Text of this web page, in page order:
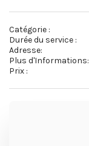
Catégorie :
Durée du service :
Adresse:
Plus d'Informations:
Prix :